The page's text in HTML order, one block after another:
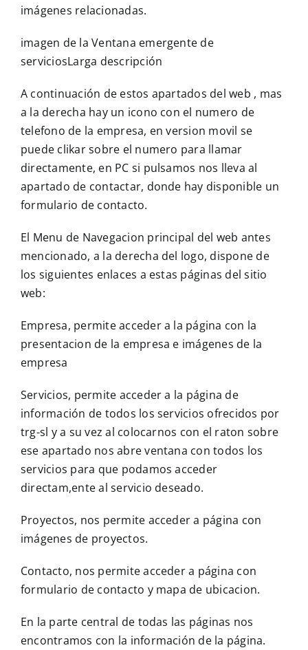
imágenes relacionadas.
imagen de la Ventana emergente de
serviciosLarga descripción
A continuación de estos apartados del web , mas
a la derecha hay un icono con el numero de
telefono de la empresa, en version movil se
puede clikar sobre el numero para llamar
directamente, en PC si pulsamos nos lleva al
apartado de contactar, donde hay disponible un
formulario de contacto.
El Menu de Navegacion principal del web antes
mencionado, a la derecha del logo, dispone de
los siguientes enlaces a estas páginas del sitio
web:
Empresa, permite acceder a la página con la
presentacion de la empresa e imágenes de la
empresa
Servicios, permite acceder a la página de
información de todos los servicios ofrecidos por
trg-sl y a su vez al colocarnos con el raton sobre
ese apartado nos abre ventana con todos los
servicios para que podamos acceder
directam,ente al servicio deseado.
Proyectos, nos permite acceder a página con
imágenes de proyectos.
Contacto, nos permite acceder a página con
formulario de contacto y mapa de ubicacion.
En la parte central de todas las páginas nos
encontramos con la información de la página.